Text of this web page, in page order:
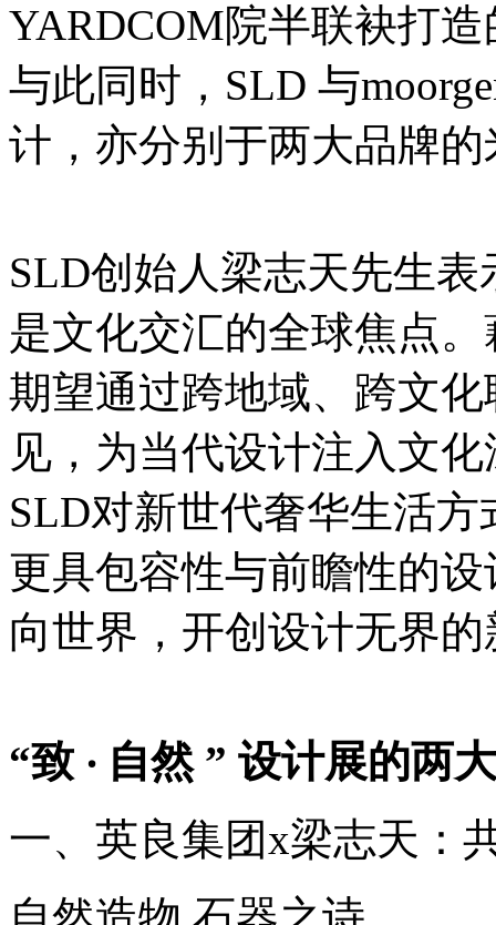
YARDCOM院半联袂打
与此同时，SLD 与
计，亦分别于两大品牌
SLD创始人梁志天先生
是文化交汇的全球焦点
期望通过跨地域、跨文
见，为当代设计注入文
SLD对新世代奢华生活
更具包容性与前瞻性的
向世界，开创设计无界的
“致 ‧ 自然 ” 设计展的两
一、英良集团x梁志天：